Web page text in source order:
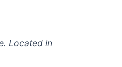
Located in